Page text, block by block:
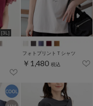
[3L]
フォトプリントＴシャツ
￥1,480 税込